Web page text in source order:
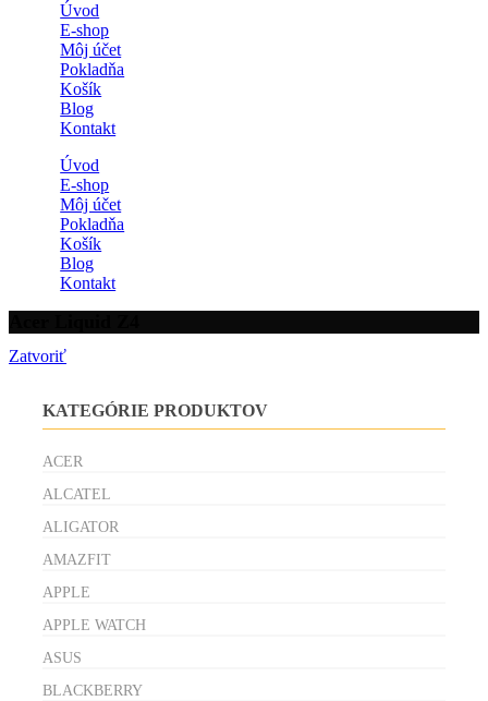
Úvod
E-shop
Môj účet
Pokladňa
Košík
Blog
Kontakt
Úvod
E-shop
Môj účet
Pokladňa
Košík
Blog
Kontakt
Zatvoriť
KATEGÓRIE PRODUKTOV
ACER
ALCATEL
ALIGATOR
AMAZFIT
APPLE
APPLE WATCH
ASUS
BLACKBERRY